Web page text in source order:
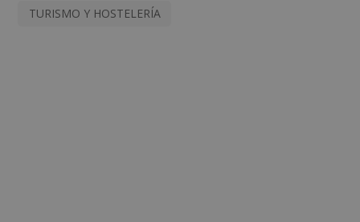
TURISMO Y HOSTELERÍA